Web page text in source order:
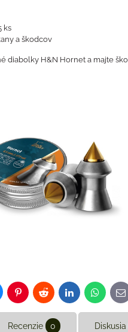
ks
a škodcov
diabolky H&N Hornet a majte
PinterestReddit LinkedIn
E-
Recenzie 0 Diskusia